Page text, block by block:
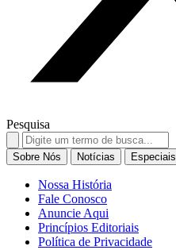
Pesquisa
Search
for:
Sobre Nós Notícias Especiais
Nossa História
Fale Conosco
Anuncie Aqui
Princípios Editoriais
Política de Privacidade